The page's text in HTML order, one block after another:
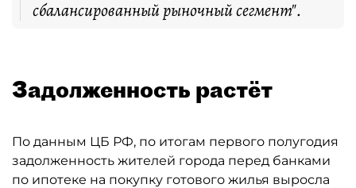
сбалансированный рыночный сегмент".
Задолженность растёт
По данным ЦБ РФ, по итогам первого полугодия
задолженность жителей города перед банками
по ипотеке на покупку готового жилья выросла